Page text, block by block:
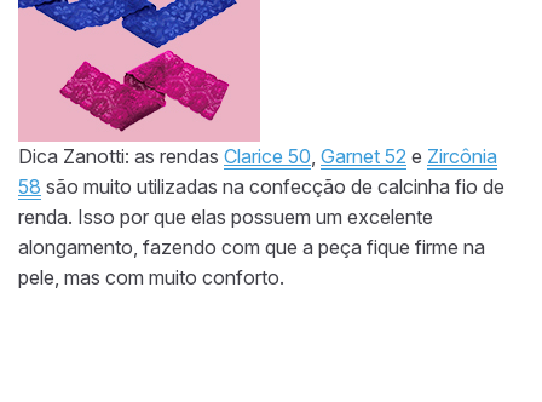
Dica Zanotti: as rendas Clarice 50 Garnet 52 e Zircônia
58 são muito utilizadas na confecção de calcinha fio de
renda. Isso por que elas possuem um excelente
alongamento, fazendo com que a peça fique firme na
pele, mas com muito conforto.